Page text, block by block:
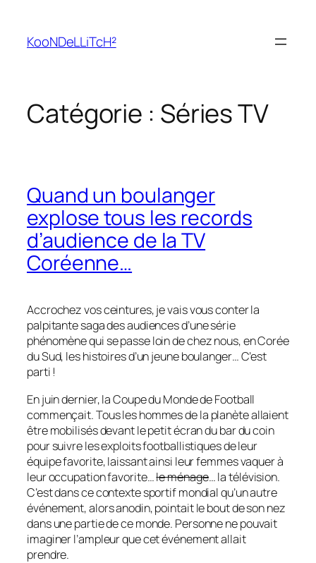
contenu
KooNDeLLiTcH²
Catégorie : Séries TV
Quand un boulanger
explose tous les records
d’audience de la TV
Coréenne…
Accrochez vos ceintures, je vais vous conter la
palpitante saga des audiences d’une série
phénomène qui se passe loin de chez nous, en Corée
du Sud, les histoires d’un jeune boulanger… C’est
parti !
En juin dernier, la Coupe du Monde de Football
commençait. Tous les hommes de la planète allaient
être mobilisés devant le petit écran du bar du coin
pour suivre les exploits footballistiques de leur
équipe favorite, laissant ainsi leur femmes vaquer à
leur occupation favorite…le ménage… la télévision.
C’est dans ce contexte sportif mondial qu’un autre
événement, alors anodin, pointait le bout de son nez
dans une partie de ce monde. Personne ne pouvait
imaginer l’ampleur que cet événement allait
prendre.